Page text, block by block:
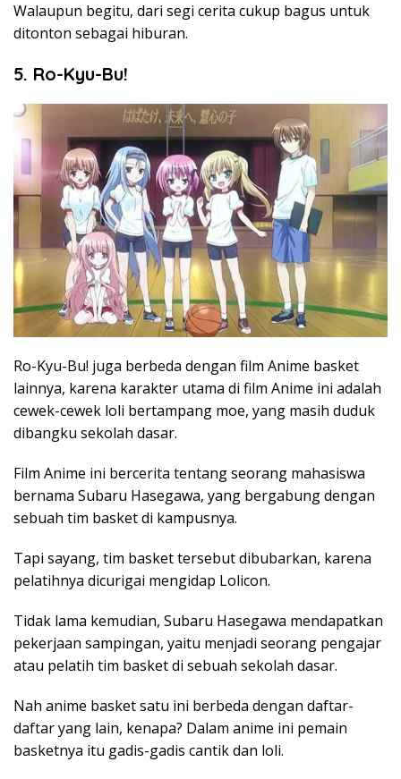
Walaupun begitu, dari segi cerita cukup bagus untuk
ditonton sebagai hiburan.
5. Ro-Kyu-Bu!
Ro-Kyu-Bu! juga berbeda dengan film Anime basket
lainnya, karena karakter utama di film Anime ini adalah
cewek-cewek loli bertampang moe, yang masih duduk
dibangku sekolah dasar.
Film Anime ini bercerita tentang seorang mahasiswa
bernama Subaru Hasegawa, yang bergabung dengan
sebuah tim basket di kampusnya.
Tapi sayang, tim basket tersebut dibubarkan, karena
pelatihnya dicurigai mengidap Lolicon.
Tidak lama kemudian, Subaru Hasegawa mendapatkan
pekerjaan sampingan, yaitu menjadi seorang pengajar
atau pelatih tim basket di sebuah sekolah dasar.
Nah anime basket satu ini berbeda dengan daftar-
daftar yang lain, kenapa? Dalam anime ini pemain
basketnya itu gadis-gadis cantik dan loli.